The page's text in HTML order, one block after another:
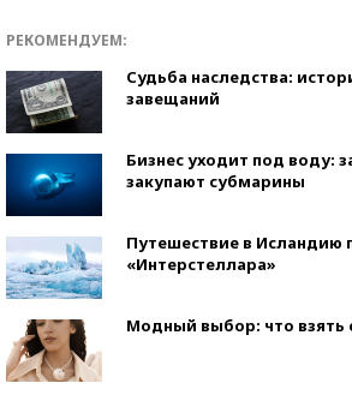
РЕКОМЕНДУЕМ:
Судьба наследства:
завещаний
Бизнес уходит под воду:
закупают субмарины
Путешествие в Исландию
«Интерстеллара»
Модный выбор: что взять